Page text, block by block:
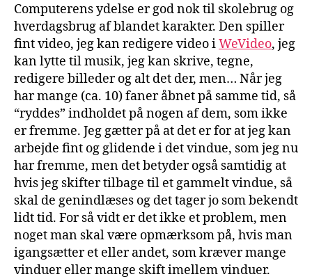
Computerens ydelse er god nok til skolebrug og
hverdagsbrug af blandet karakter. Den spiller
fint video, jeg kan redigere video iWeVideo, jeg
kan lytte til musik, jeg kan skrive, tegne,
redigere billeder og alt det der, men… Når jeg
har mange (ca. 10) faner åbnet på samme tid, så
“ryddes” indholdet på nogen af dem, som ikke
er fremme. Jeg gætter på at det er for at jeg kan
arbejde fint og glidende i det vindue, som jeg nu
har fremme, men det betyder også samtidig at
hvis jeg skifter tilbage til et gammelt vindue, så
skal de genindlæses og det tager jo som bekendt
lidt tid. For så vidt er det ikke et problem, men
noget man skal være opmærksom på, hvis man
igangsætter et eller andet, som kræver mange
vinduer eller mange skift imellem vinduer.